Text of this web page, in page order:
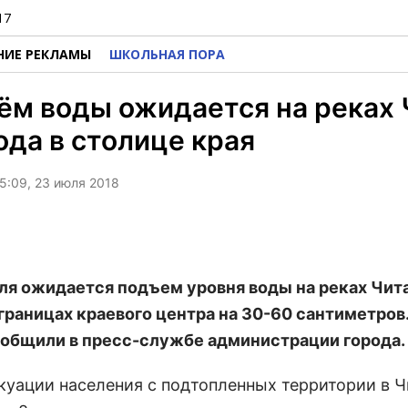
РЕКЛАМЫ ШКОЛЬНАЯ ПОРА
воды ожидается на реках
в столице края
23 июля 2018
ожидается подъем уровня воды на реках
краевого центра на 30-60
в пресс-службе администрации города.
населения с подтопленных территории в